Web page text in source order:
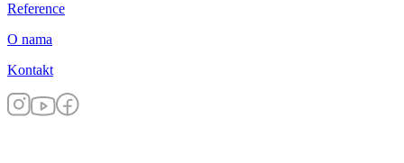
Reference
O nama
Kontakt